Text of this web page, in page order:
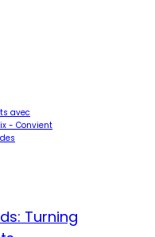
avec
- Convient
Turning